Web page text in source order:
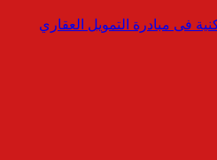
فى مبادرة التمويل العقاري